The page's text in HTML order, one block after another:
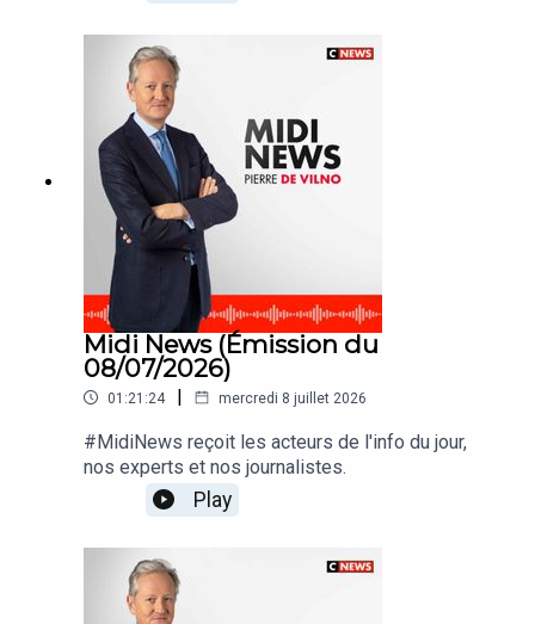
Midi News (Émission du
08/07/2026)
01:21:24 | mercredi 8 juillet 2026
#MidiNews reçoit les acteurs de l'info du jour,
nos experts et nos journalistes.
Play